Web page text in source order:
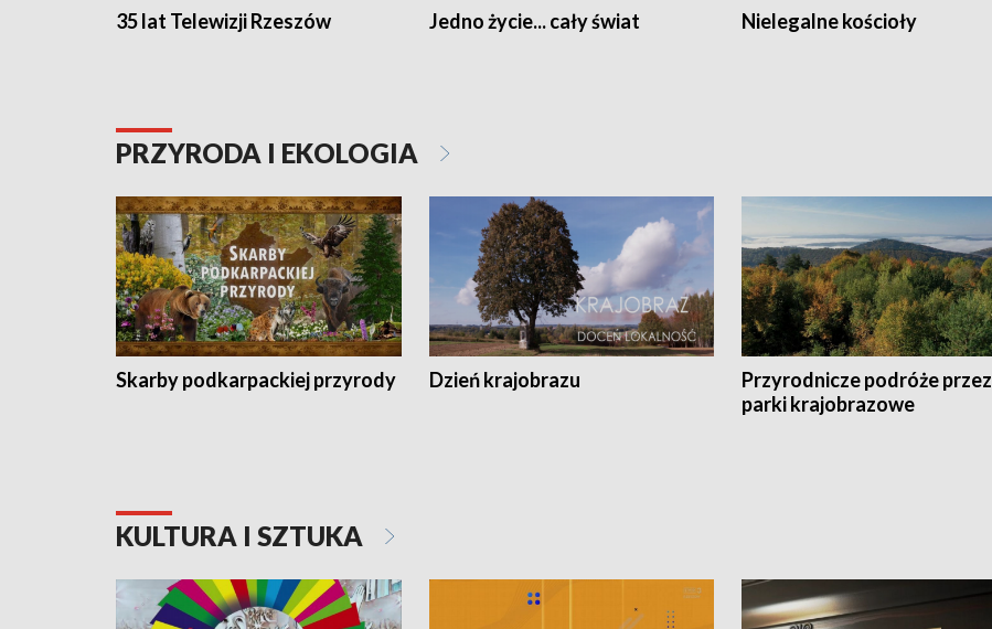
35 lat Telewizji Rzeszów Jedno życie... cały świat Nielegalne kościoły
PRZYRODA I EKOLOGIA
Skarby podkarpackiej przyrody Dzień krajobrazu
Przyrodnicze podróże przez
parki krajobrazowe
KULTURA I SZTUKA